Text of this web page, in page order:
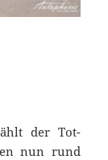
der Tot-
nun rund